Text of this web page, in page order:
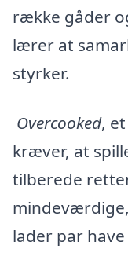
række gåder
lærer at
styrker.
Overcooked,
kræver, at
tilberede
lader par